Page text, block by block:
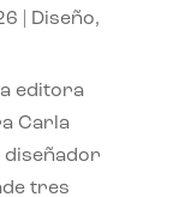
Diseño,
editora
Carla
diseñador
tres